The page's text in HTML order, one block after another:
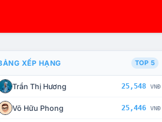
CHẾ TÀI XỬ LÝ VI PHẠM
XẾP HẠNG TOP 5
Trần Thị Hương 25,548 VNĐ
Võ Hữu Phong 25,446 VNĐ